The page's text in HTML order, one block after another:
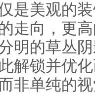
是美观的
走向，更
明的草丛
解锁并优
非单纯的